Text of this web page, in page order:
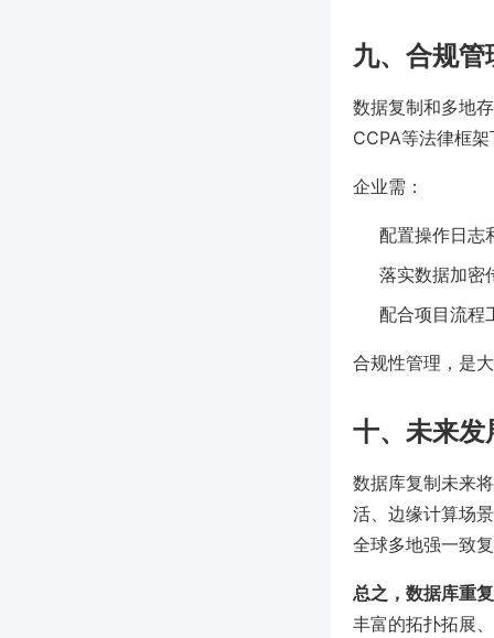
九、合规
数据复制和多地
CCPA等法律框
企业需：
配置操作日志
落实数据加密
配合项目流程
合规性管理，是
十、未来发
数据库复制未来
活、边缘计算场
全球多地强一致
总之，数据库重
丰富的拓扑拓展